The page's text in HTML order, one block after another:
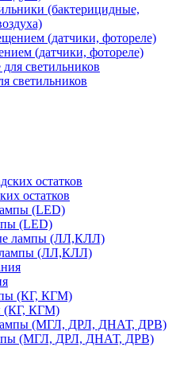
(бактерицидные,
(датчики, фотореле)
светильников
остатков
(LED)
(ЛЛ,КЛЛ)
(КГ, КГМ)
(МГЛ, ДРЛ, ДНАТ, ДРВ)